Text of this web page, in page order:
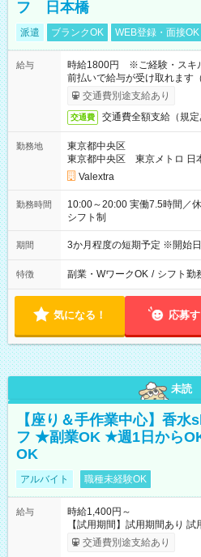
フ 日本橋
派遣 ブランクOK WEB登録・面接OK
給与
時給1800円 ※ご経験・スキ
前払いで給与が受け取れます
交通費別途支給あり
交通費 交通費全額支給（規定
勤務地
東京都中央区
東京都中央区 東京メトロ 日
Valextra
勤務時間
10:00～20:00 実働7.5時間／休憩1.5時間 営業時間に合わせた
シフト制
期間 3か月程度の短期予定 ※開始
特徴 副業・WワークOK / シフト勤
気になる！ 応募
未読
【座り＆手作業中心】香水
フ ★副業OK ★週1日から
OK
アルバイト 職種未経験OK
給与
時給1,400円～
【試用期間】試用期間あり
給与は本採用時と同じです。
交通費別途支給あり